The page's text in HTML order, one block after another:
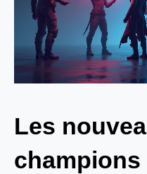
Les
champions